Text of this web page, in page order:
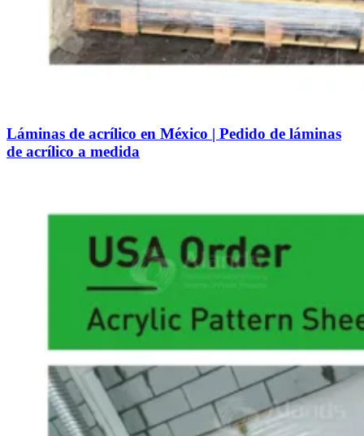
Láminas de acrílico en México | Pedido de láminas
de acrílico a medida